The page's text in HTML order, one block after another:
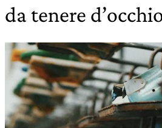
da tenere